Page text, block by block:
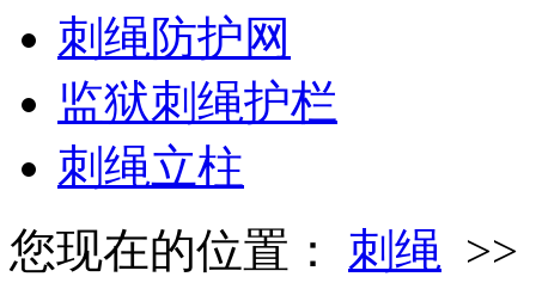
刺绳防护网
监狱刺绳护栏
刺绳立柱
您现在的位置： 刺绳